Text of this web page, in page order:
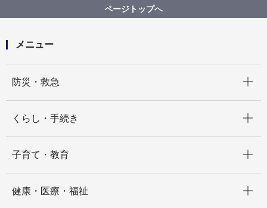
（１）沿岸部エリア
比較写真 国道一号線鶴見区との区堺付近
ページトップへ
メニュー
防災・救急
くらし・手続き
子育て・教育
健康・医療・福祉